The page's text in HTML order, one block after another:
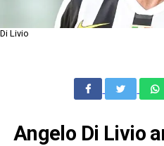
Di Livio
Angelo Di Livio